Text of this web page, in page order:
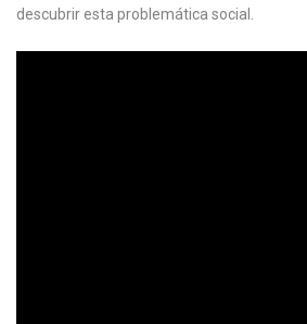
descubrir esta problemática social.